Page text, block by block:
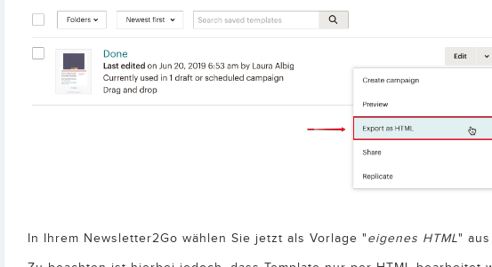
In Ihrem Newsletter2Go wählen Sie jetzt als Vorlage "eigenes HTML"